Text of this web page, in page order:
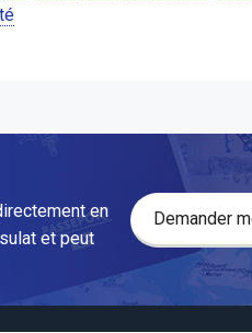
en
et peut
Demander